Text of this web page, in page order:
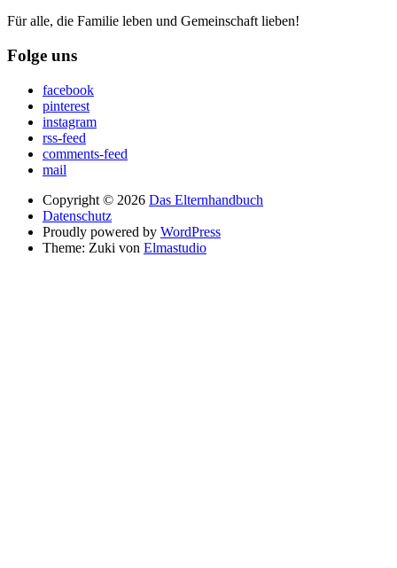
Für alle, die Familie leben und Gemeinschaft lieben!
Folge uns
facebook
pinterest
instagram
rss-feed
comments-feed
mail
Copyright © 2026 Das Elternhandbuch
Datenschutz
Proudly powered by WordPress
Theme: Zuki von Elmastudio